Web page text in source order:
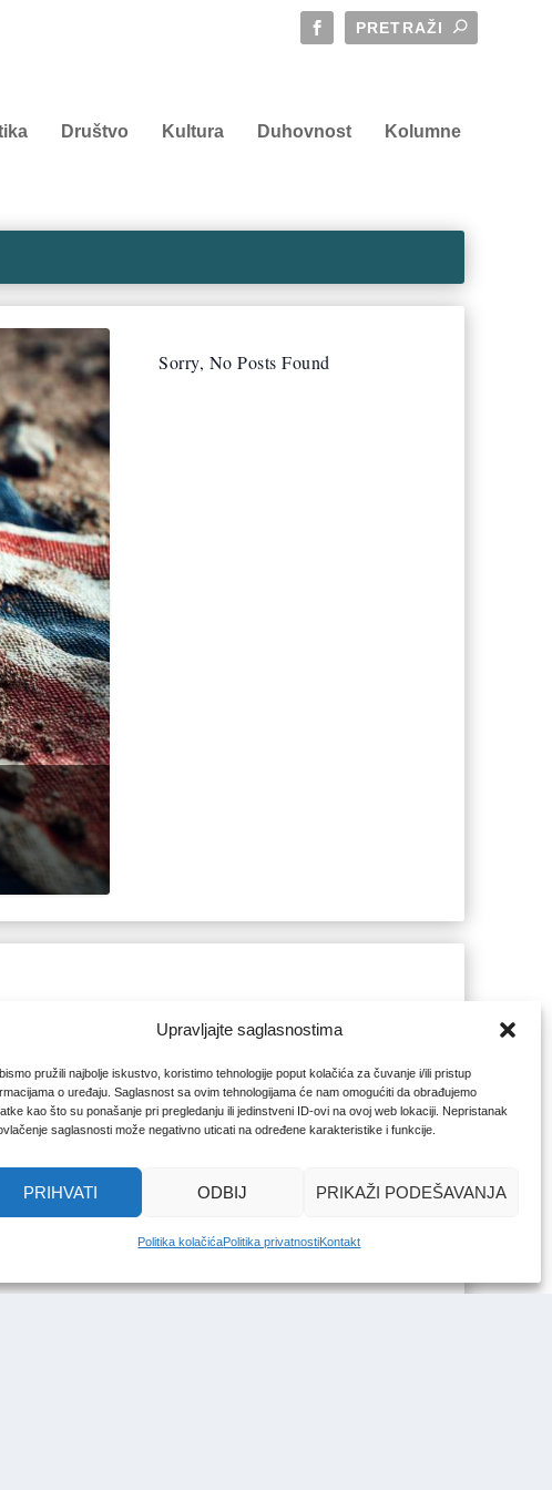
Upravljajte saglasnostima
pružili najbolje iskustvo, koristimo tehnologije poput kolačića za čuvanje i/ili pristup
o uređaju. Saglasnost sa ovim tehnologijama će nam omogućiti da obrađujemo
kao što su ponašanje pri pregledanju ili jedinstveni ID-ovi na ovoj web lokaciji. Nepristanak
saglasnosti može negativno uticati na određene karakteristike i funkcije.
PRIHVATI ODBIJ PRIKAŽI PODEŠAVANJA
Politika kolačićaPolitika privatnostiKontakt
Društvo Kultura Duhovnost Kolumne
Sorry, No Posts Found